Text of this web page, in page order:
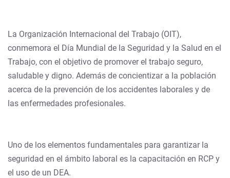
La Organización Internacional del Trabajo (OIT),
conmemora el Día Mundial de la Seguridad y la Salud en el
Trabajo, con el objetivo de promover el trabajo seguro,
saludable y digno. Además de concientizar a la población
acerca de la prevención de los accidentes laborales y de
las enfermedades profesionales.
Uno de los elementos fundamentales para garantizar la
seguridad en el ámbito laboral es la capacitación en RCP y
el uso de un DEA.